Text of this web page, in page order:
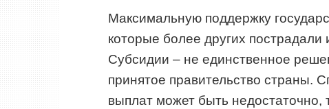
Максимальную поддержку
которые более других
Субсидии – не единственное
принятое правительство страны.
выплат может быть недостаточно,